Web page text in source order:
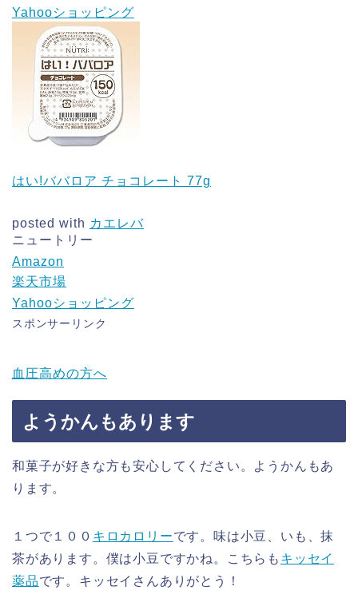
Yahooショッピング
はい!ババロア チョコレート 77g
posted with カエレバ
ニュートリー
Amazon
楽天市場
Yahooショッピング
スポンサーリンク
血圧高めの方へ
ようかんもあります
和菓子が好きな方も安心してください。ようかんもあ
ります。
１つで１００ キロカロリーです。味は小豆、いも、抹
茶があります。僕は小豆ですかね。こちらも キッセイ
薬品です。キッセイさんありがとう！